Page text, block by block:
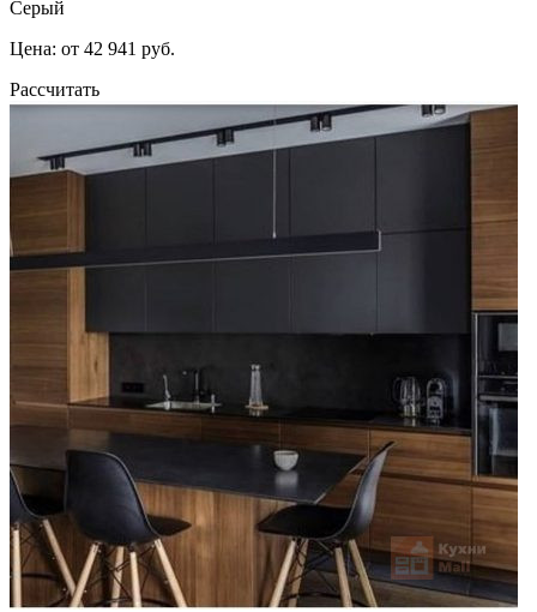
Серый
Цена: от 42 941 руб.
Рассчитать